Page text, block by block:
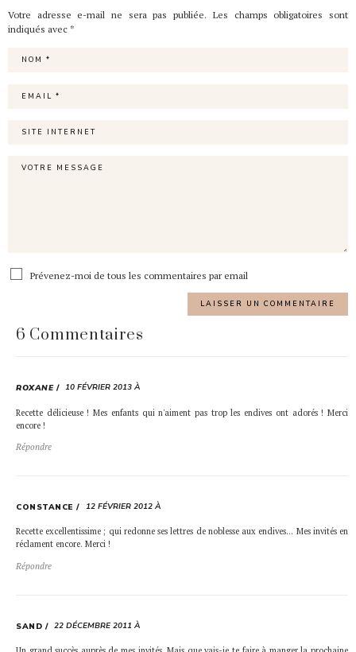
Votre adresse e-mail ne sera pas publiée. Les champs obligatoires sont
indiqués avec *
Prévenez-moi de tous les commentaires par email
6 Commentaires
ROXANE 10 FÉVRIER 2013 À
Recette délicieuse ! Mes enfants qui n'aiment pas trop les endives ont adorés ! Merci
encore !
Répondre
CONSTANCE 12 FÉVRIER 2012 À
Recette excellentissime ; qui redonne ses lettres de noblesse aux endives… Mes invités en
réclament encore. Merci !
Répondre
SAND 22 DÉCEMBRE 2011 À